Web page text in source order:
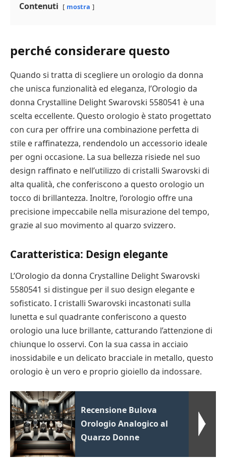
Contenuti mostra
perché considerare questo
Quando si tratta di scegliere un orologio da donna
che unisca funzionalità ed eleganza, l’Orologio da
donna Crystalline Delight Swarovski 5580541 è una
scelta eccellente. Questo orologio è stato progettato
con cura per offrire una combinazione perfetta di
stile e raffinatezza, rendendolo un accessorio ideale
per ogni occasione. La sua bellezza risiede nel suo
design raffinato e nell’utilizzo di cristalli Swarovski di
alta qualità, che conferiscono a questo orologio un
tocco di brillantezza. Inoltre, l’orologio offre una
precisione impeccabile nella misurazione del tempo,
grazie al suo movimento al quarzo svizzero.
Caratteristica: Design elegante
L’Orologio da donna Crystalline Delight Swarovski
5580541 si distingue per il suo design elegante e
sofisticato. I cristalli Swarovski incastonati sulla
lunetta e sul quadrante conferiscono a questo
orologio una luce brillante, catturando l’attenzione di
chiunque lo osservi. Con la sua cassa in acciaio
inossidabile e un delicato bracciale in metallo, questo
orologio è un vero e proprio gioiello da indossare.
Recensione Bulova
Orologio Analogico al
Quarzo Donne